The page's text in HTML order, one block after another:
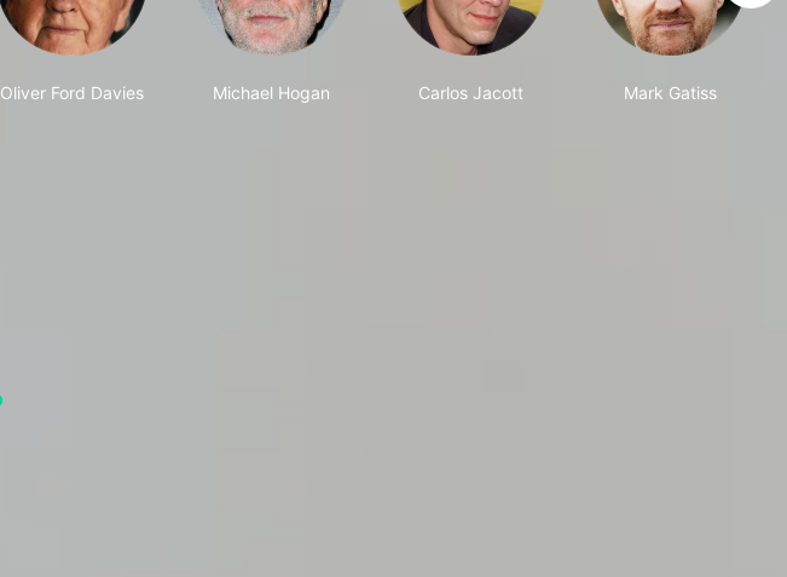
Oliver Ford Davies Michael Hogan Carlos Jacott Mark Gatiss